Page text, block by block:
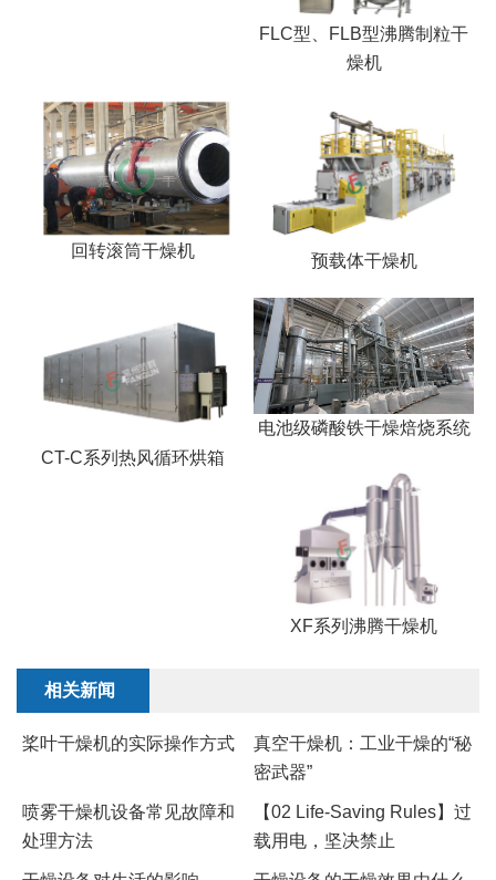
FLC型、FLB型沸腾制粒干
燥机
回转滚筒干燥机 预载体干燥机
CT-C系列热风循环烘箱
电池级磷酸铁干燥焙烧系统
XF系列沸腾干燥机
相关新闻
桨叶干燥机的实际操作方式
真空干燥机：工业干燥的“秘
密武器”
喷雾干燥机设备常见故障和
处理方法
【02 Life-Saving Rules】过
载用电，坚决禁止